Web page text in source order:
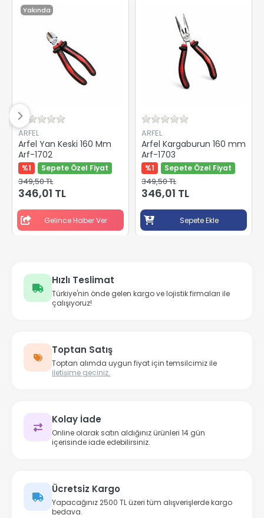
Yakında
ARFEL
Arfel Yan Keski 160 Mm
Arf-1702
%1 Sepete Özel Fiyat
349,50 TL
346,01 TL
Gelince Haber Ver
ARFEL
Arfel Kargaburun 160 mm
Arf-1703
%1 Sepete Özel Fiyat
349,50 TL
346,01 TL
Sepete Ekle
Hızlı Teslimat
Türkiye'nin önde gelen kargo ve lojistik firmaları ile
çalışıyoruz!
Toptan Satış
Toptan alımda uygun fiyat için temsilcimiz ile
iletişime geçiniz.
Kolay İade
Online olarak satın aldığınız ürünleri 14 gün
içerisinde iade edebilirsiniz.
Ücretsiz Kargo
Yapacağınız 2500 TL üzeri tüm alışverişlerde kargo
bedava.